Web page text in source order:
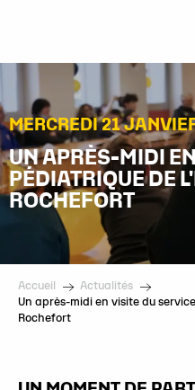
MERCREDI 21
UN APRÈS-MIDI
PÉDIATRIQUE DE
ROCHEFORT
Accueil
Actualités
Un après-midi en visite du
Rochefort